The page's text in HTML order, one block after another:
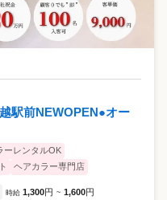
駅前NEWOPEN●オー
ーレンタルOK
ヘアカラー専門店
時給 1,300円 ~ 1,600円